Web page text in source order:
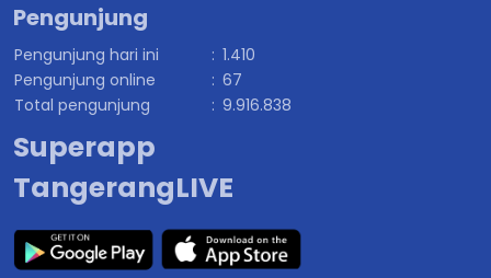
Pengunjung
Pengunjung hari ini : 1.410
Pengunjung online
: 67
Total pengunjung
: 9.916.838
Superapp
TangerangLIVE